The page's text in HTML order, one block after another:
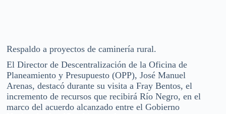
Respaldo a proyectos de caminería rural.
El Director de Descentralización de la Oficina de
Planeamiento y Presupuesto (OPP), José Manuel
Arenas, destacó durante su visita a Fray Bentos, el
incremento de recursos que recibirá Río Negro, en el
marco del acuerdo alcanzado entre el Gobierno